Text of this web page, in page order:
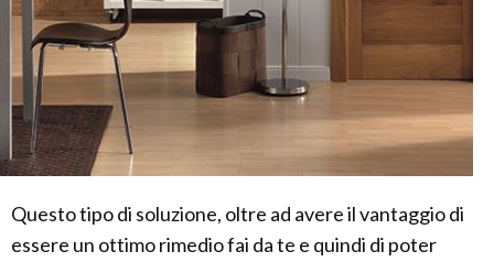
Questo tipo di soluzione, oltre ad avere il vantaggio di
essere un ottimo rimedio fai da te e quindi di poter